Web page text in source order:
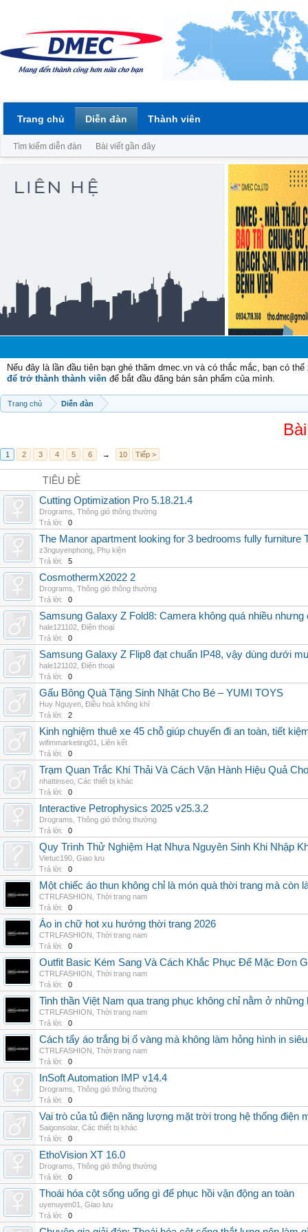
Nếu đây là lần đầu tiên bạn ghé thăm dmec.vn và có thắc mắc, bạn có
để trở thành thành viên để bắt đầu đăng bán sản phẩm của mình.
Trang chủ Diễn đàn
1 2 3 4 5 6 → 10 Tiếp >
TIÊU ĐỀ
Cutting Optimization Pro 5.18.21.4
Drograms Thông gió thông thường
Trả lời:
0
The Manor apartment looking for 3 bedrooms fully furniture
z3nguyenphong Phụ kiện
Trả lời:
5
CosmothermX2022 2
Drograms Thông gió thông thường
Trả lời:
0
Samsung Galaxy Z Fold8: Camera không quá nhiều nhưng
hale121102 Điện thoại
Trả lời:
0
Samsung Galaxy Z Flip8 đạt chuẩn IP48, vậy dùng dưới
hale121102 Điện thoại
Trả lời:
0
Gấu Bông Quà Tặng Sinh Nhật Cho Bé – YUMI TOYS
Huy Nguyen Điều hoà không khí
Trả lời:
2
Kinh nghiệm thuê xe 45 chỗ giúp chuyến đi an toàn, tiết
wifimmarketing01
Liên kết
Trả lời:
0
Trạm Quan Trắc Khí Thải Và Cách Vận Hành Hiệu Quả
nhattinseo Các thiết bị khác
Trả lời:
0
Interactive Petrophysics 2025 v25.3.2
Drograms Thông gió thông thường
Trả lời:
0
Quy Trình Thử Nghiệm Hạt Nhựa Nguyên Sinh Khi Nhập
Vietuc190 Giao lưu
Trả lời:
0
Một chiếc áo thun không chỉ là món quà thời trang mà
CTRLFASHION Thời trang nam
Trả lời:
0
Áo in chữ hot xu hướng thời trang 2026
CTRLFASHION Thời trang nam
Trả lời:
0
Outfit Basic Kém Sang Và Cách Khắc Phục Để Mặc Đơn
CTRLFASHION Thời trang nam
Trả lời:
0
Tinh thần Việt Nam qua trang phục không chỉ nằm ở
CTRLFASHION Thời trang nam
Trả lời:
0
Cách tẩy áo trắng bị ố vàng mà không làm hỏng hình in
CTRLFASHION Thời trang nam
Trả lời:
0
InSoft Automation IMP v14.4
Drograms Thông gió thông thường
Trả lời:
0
Vai trò của tủ điện năng lượng mặt trời trong hệ thống điện
Saigonsolar, Các thiết bị khác
Trả lời:
0
EthoVision XT 16.0
Drograms Thông gió thông thường
Trả lời:
0
Thoái hóa cột sống uống gì để phục hồi vận động an toàn
uyenuyen01
Giao lưu
Trả lời:
0
Trang chủ Diễn đàn
Tìm kiếm diễn đàn Bài viết gần đây
Thành viên